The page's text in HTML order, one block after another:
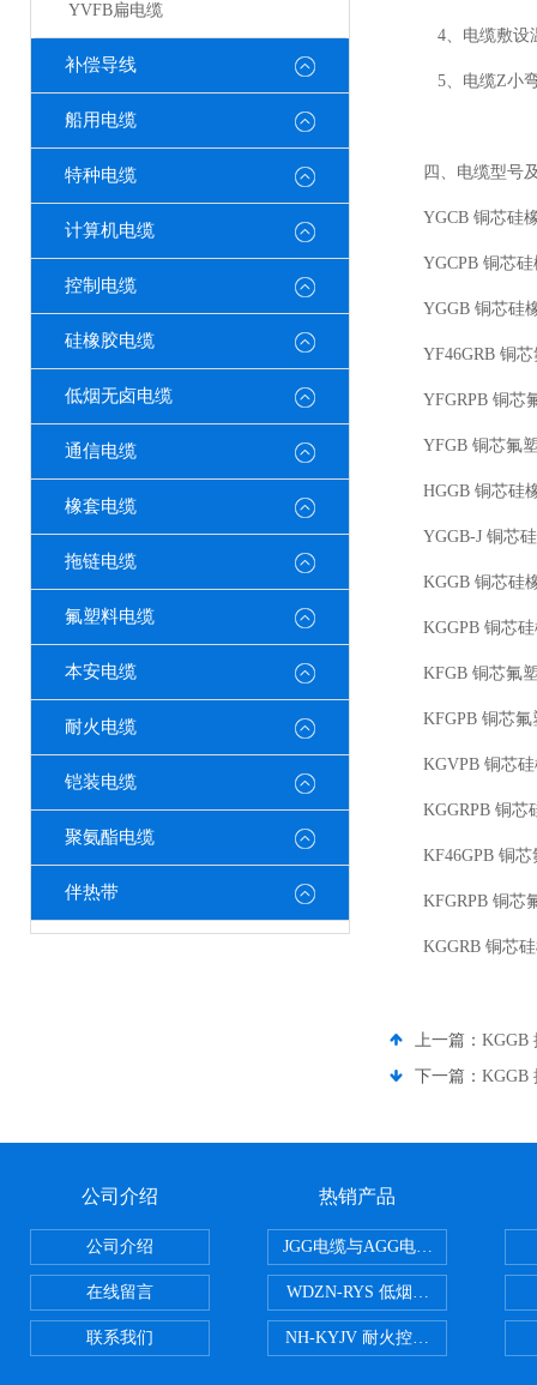
YVFB扁电缆
补偿导线
船用电缆
特种电缆
计算机电缆
控制电缆
硅橡胶电缆
低烟无卤电缆
通信电缆
橡套电缆
拖链电缆
氟塑料电缆
本安电缆
耐火电缆
铠装电缆
聚氨酯电缆
伴热带
4、电缆敷设
5、电缆Z小
四、电缆型号
YGCB 铜芯硅
YGCPB 铜芯
YGGB 铜芯硅
YF46GRB 铜
YFGRPB 铜芯
YFGB 铜芯氟
HGGB 铜芯硅
YGGB-J 铜芯
KGGB 铜芯硅
KGGPB 铜芯
KFGB 铜芯氟
KFGPB 铜芯
KGVPB 铜芯
KGGRPB 铜
KF46GPB 铜
KFGRPB 铜芯
KGGRB 铜芯
上一篇： KGGB
下一篇： KGGB
公司介绍
公司介绍
在线留言
联系我们
热销产品
JGG电缆与AGG电缆有什么区别
WDZN-RYS 低烟无卤耐火双绞线
NH-KYJV 耐火控制电缆